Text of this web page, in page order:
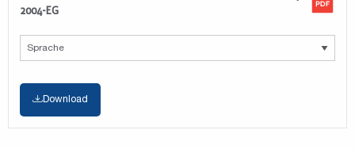
2004-EG
Download